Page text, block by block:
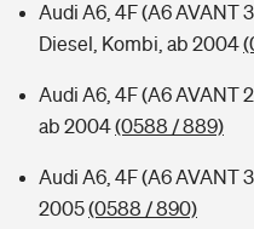
Audi A6, 4F (A6 AVANT
Diesel, Kombi, ab 2004
Audi A6, 4F (A6 AVANT
ab 2004(0588 / 889)
Audi A6, 4F (A6 AVANT
2005(0588 / 890)